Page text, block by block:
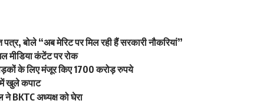
बोले “अब मेरिट पर मिल रही हैं सरकारी नौकरियां”
मीडिया कंटेंट पर रोक
के लिए मंजूर किए 1700 करोड़ रुपये
में खुले कपाट
ने BKTC अध्यक्ष को घेरा